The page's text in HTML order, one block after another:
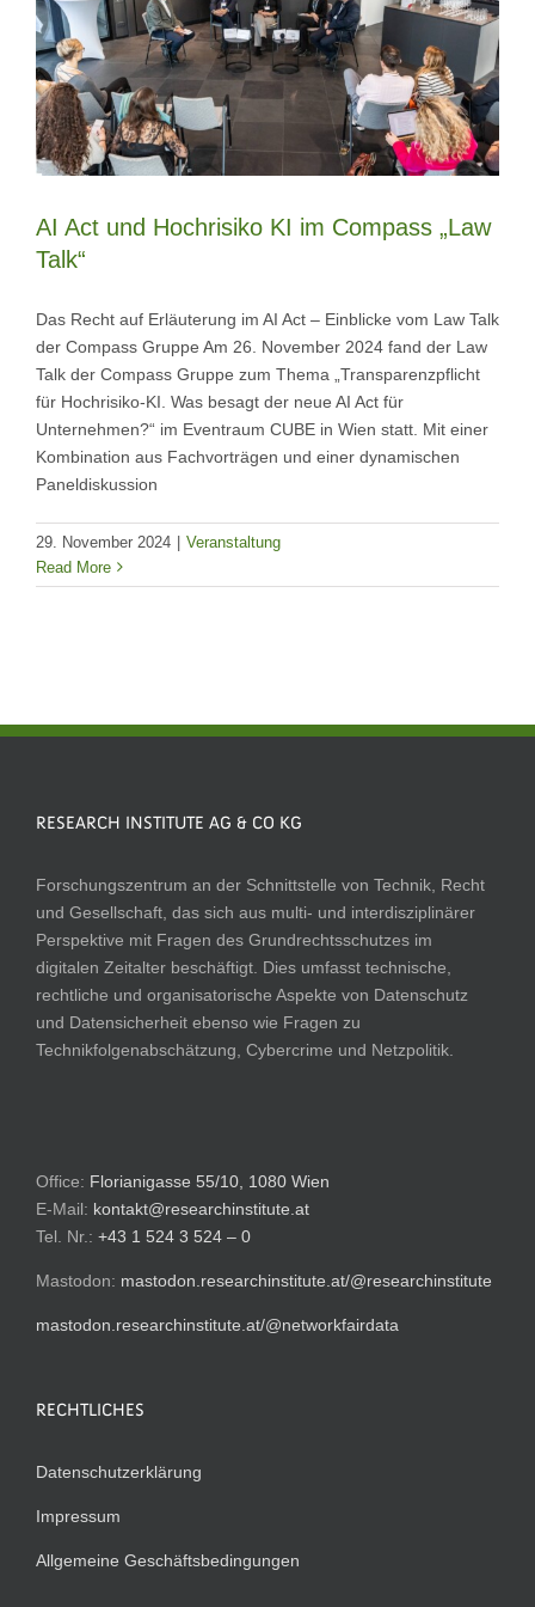
AI Act und Hochrisiko KI im Compass „Law
Talk“
Das Recht auf Erläuterung im AI Act – Einblicke vom Law Talk
der Compass Gruppe Am 26. November 2024 fand der Law
Talk der Compass Gruppe zum Thema „Transparenzpflicht
für Hochrisiko-KI. Was besagt der neue AI Act für
Unternehmen?“ im Eventraum CUBE in Wien statt. Mit einer
Kombination aus Fachvorträgen und einer dynamischen
Paneldiskussion
29. November 2024 | Veranstaltung
Read More
RESEARCH INSTITUTE AG & CO KG
Forschungszentrum an der Schnittstelle von Technik, Recht
und Gesellschaft, das sich aus multi- und interdisziplinärer
Perspektive mit Fragen des Grundrechtsschutzes im
digitalen Zeitalter beschäftigt. Dies umfasst technische,
rechtliche und organisatorische Aspekte von Datenschutz
und Datensicherheit ebenso wie Fragen zu
Technikfolgenabschätzung, Cybercrime und Netzpolitik.
Office: Florianigasse 55/10, 1080 Wien
E-Mail: kontakt@researchinstitute.at
Tel. Nr.: +43 1 524 3 524 – 0
Mastodon: mastodon.researchinstitute.at/@researchinstitute
mastodon.researchinstitute.at/@networkfairdata
RECHTLICHES
Datenschutzerklärung
Impressum
Allgemeine Geschäftsbedingungen